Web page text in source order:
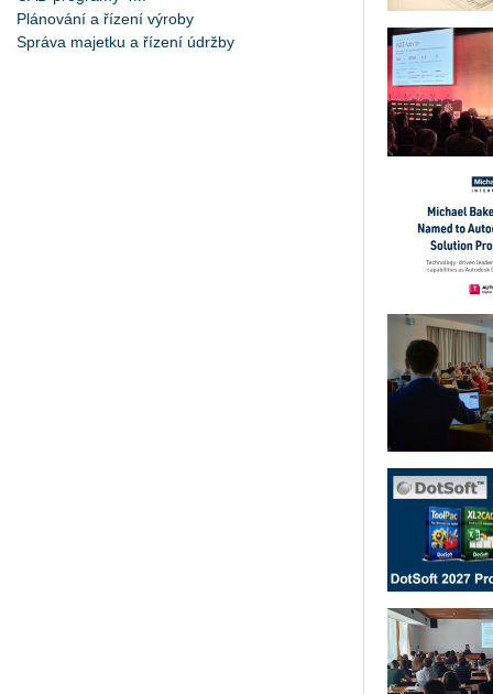
Plánování a řízení výroby
Správa majetku a řízení údržby